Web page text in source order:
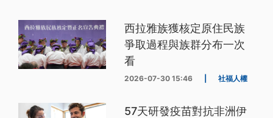
西拉雅族獲核定原住民族
爭取過程與族群分布一次
看
2026-07-30 15:46 社福人權
57天研發疫苗對抗非洲伊